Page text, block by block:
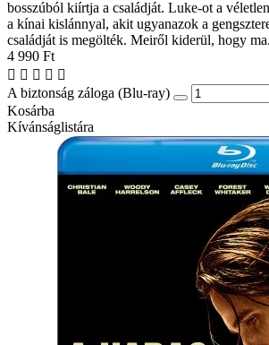
bosszúból kiírtja a családját. Luke-ot a
a kínai kislánnyal, akit ugyanazok a
családját is megölték. Meiről kiderül, hogy
4 990 Ft
A biztonság záloga (Blu-ray)
Kosárba
Kívánságlistára